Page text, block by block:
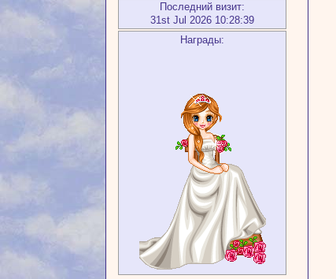
Последний визит:
31st Jul 2026 10:28:39
Награды: